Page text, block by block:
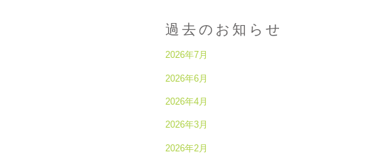
過去のお知らせ
2026年7月
2026年6月
2026年4月
2026年3月
2026年2月